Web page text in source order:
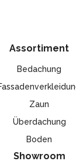
overkapping
Assortiment
Bedachung
Zaun
Überdachung
Boden
Showroom